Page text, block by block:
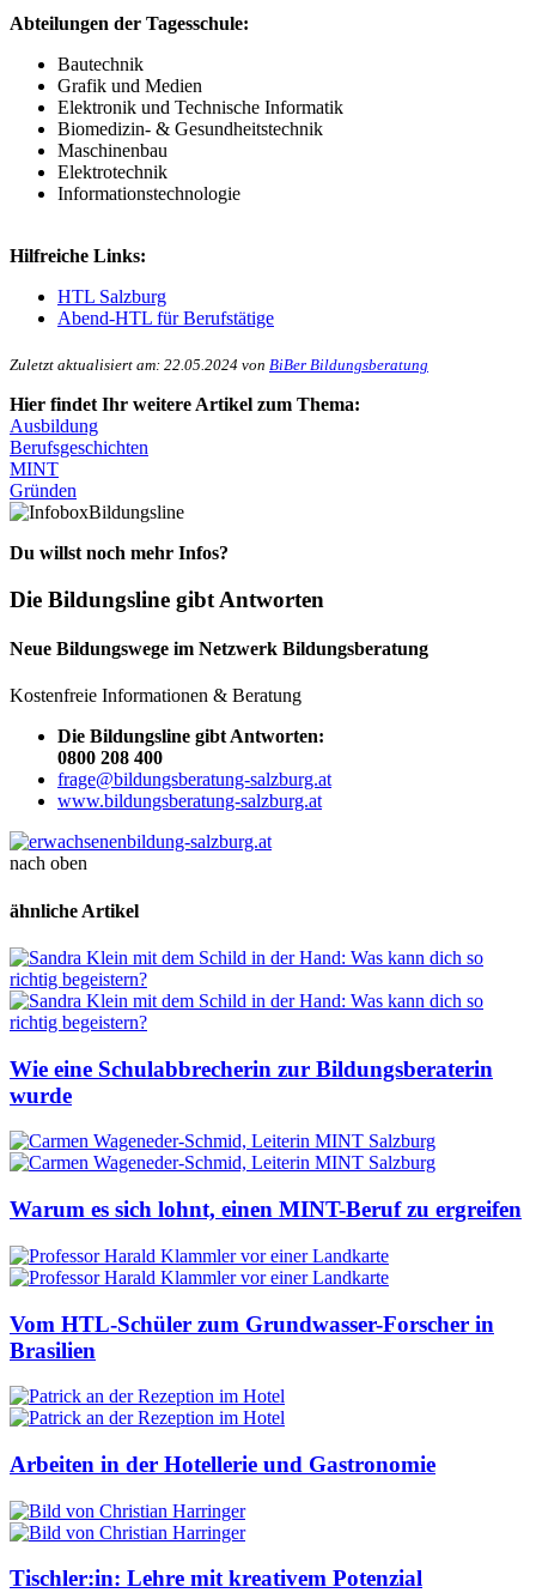
Abteilungen der Tagesschule:
Bautechnik
Grafik und Medien
Elektronik und Technische Informatik
Biomedizin- & Gesundheitstechnik
Maschinenbau
Elektrotechnik
Informationstechnologie
Hilfreiche Links:
HTL Salzburg
Abend-HTL für Berufstätige
Zuletzt aktualisiert am: 22.05.2024 von BiBer Bildungsberatung
Hier findet Ihr weitere Artikel zum Thema:
Ausbildung
Berufsgeschichten
MINT
Gründen
Bildungsline
Du willst noch mehr Infos?
Die Bildungsline gibt Antworten
Neue Bildungswege im Netzwerk Bildungsberatung
Kostenfreie Informationen & Beratung
Die Bildungsline gibt Antworten:
0800 208 400
frage@bildungsberatung-salzburg.at
www.bildungsberatung-salzburg.at
nach oben
ähnliche Artikel
Wie eine Schulabbrecherin zur Bildungsberaterin
wurde
Warum es sich lohnt, einen MINT-Beruf zu ergreifen
Vom HTL-Schüler zum Grundwasser-Forscher in
Brasilien
Arbeiten in der Hotellerie und Gastronomie
Tischler:in: Lehre mit kreativem Potenzial